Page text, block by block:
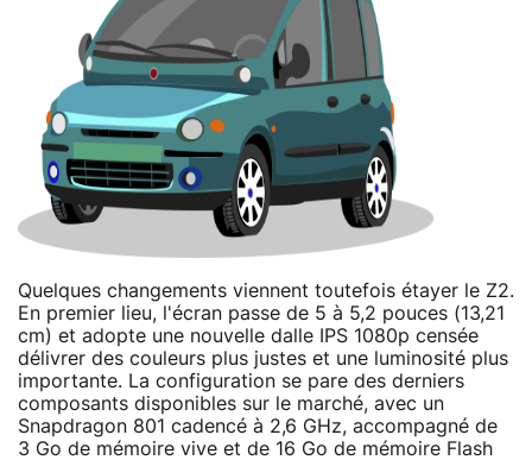
Quelques changements viennent toutefois étayer le Z2.
En premier lieu, l'écran passe de 5 à 5,2 pouces (13,21
cm) et adopte une nouvelle dalle IPS 1080p censée
délivrer des couleurs plus justes et une luminosité plus
importante. La configuration se pare des derniers
composants disponibles sur le marché, avec un
Snapdragon 801 cadencé à 2,6 GHz, accompagné de
3 Go de mémoire vive et de 16 Go de mémoire Flash